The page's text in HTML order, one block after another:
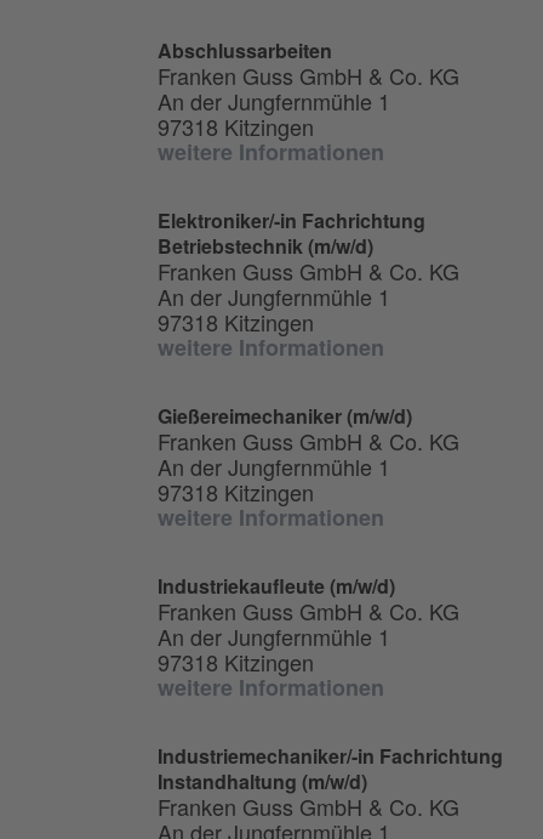
Abschlussarbeiten
Franken Guss GmbH & Co. KG
An der Jungfernmühle 1
97318 Kitzingen
weitere Informationen
Elektroniker/-in Fachrichtung
Betriebstechnik (m/w/d)
Franken Guss GmbH & Co. KG
An der Jungfernmühle 1
97318 Kitzingen
weitere Informationen
Gießereimechaniker (m/w/d)
Franken Guss GmbH & Co. KG
An der Jungfernmühle 1
97318 Kitzingen
weitere Informationen
Industriekaufleute (m/w/d)
Franken Guss GmbH & Co. KG
An der Jungfernmühle 1
97318 Kitzingen
weitere Informationen
Industriemechaniker/-in Fachrichtung
Instandhaltung (m/w/d)
Franken Guss GmbH & Co. KG
An der Jungfernmühle 1